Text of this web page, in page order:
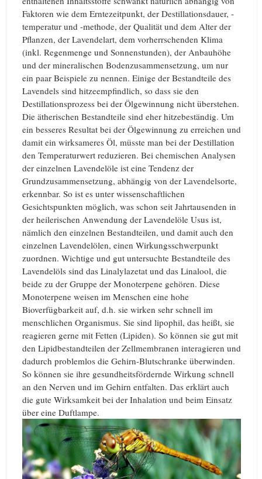
Faktoren wie dem Erntezeitpunkt, der Destillationsdauer, -
temperatur und -methode, der Qualität und dem Alter der
Pflanzen, der Lavendelart, dem vorherrschenden Klima
(inkl. Regenmenge und Sonnenstunden), der Anbauhöhe
und der mineralischen Bodenzusammensetzung, um nur
ein paar Beispiele zu nennen. Einige der Bestandteile des
Lavendels sind hitzeempfindlich, so dass sie den
Destillationsprozess bei der Ölgewinnung nicht überstehen.
Die ätherischen Bestandteile sind eher hitzebeständig. Um
ein besseres Resultat bei der Ölgewinnung zu erreichen und
damit ein wirksameres Öl, müsste man bei der Destillation
den Temperaturwert reduzieren. Bei chemischen Analysen
der einzelnen Lavendelöle ist eine Tendenz der
Grundzusammensetzung, abhängig von der Lavendelsorte,
erkennbar. So ist es unter wissenschaftlichen
Gesichtspunkten möglich, was schon seit Jahrtausenden in
der heilerischen Anwendung der Lavendelöle Usus ist,
nämlich den einzelnen Bestandteilen, und damit auch den
einzelnen Lavendelölen, einen Wirkungsschwerpunkt
zuordnen. Wichtige und gut untersuchte Bestandteile des
Lavendelöls sind das Linalylazetat und das Linalool, die
beide zu der Gruppe der Monoterpene gehören. Diese
Monoterpene weisen im Menschen eine hohe
Bioverfügbarkeit auf, d.h. sie wirken sehr schnell im
menschlichen Organismus. Sie sind lipophil, das heißt, sie
reagieren gerne mit Fetten (Lipiden). So können sie gut mit
den Lipidbestandteilen der Zellmembranen interagieren und
dadurch problemlos die Gehirn-Blutschranke überwinden.
So können sie ihre gesundheitsfördernde Wirkung schnell
an den Nerven und im Gehirn entfalten. Das erklärt auch
die gute Wirksamkeit bei der Inhalation und beim Einsatz
über eine Duftlampe.